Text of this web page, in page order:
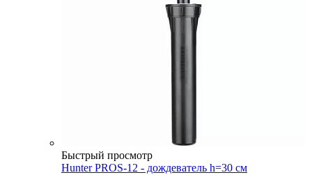
Быстрый просмотр
Hunter PROS-12 - дождеватель h=30 см